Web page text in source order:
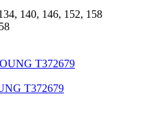
140, 146, 152, 158
T372679